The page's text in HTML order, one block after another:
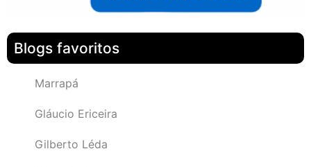
Blogs favoritos
Marrapá
Gláucio Ericeira
Gilberto Léda